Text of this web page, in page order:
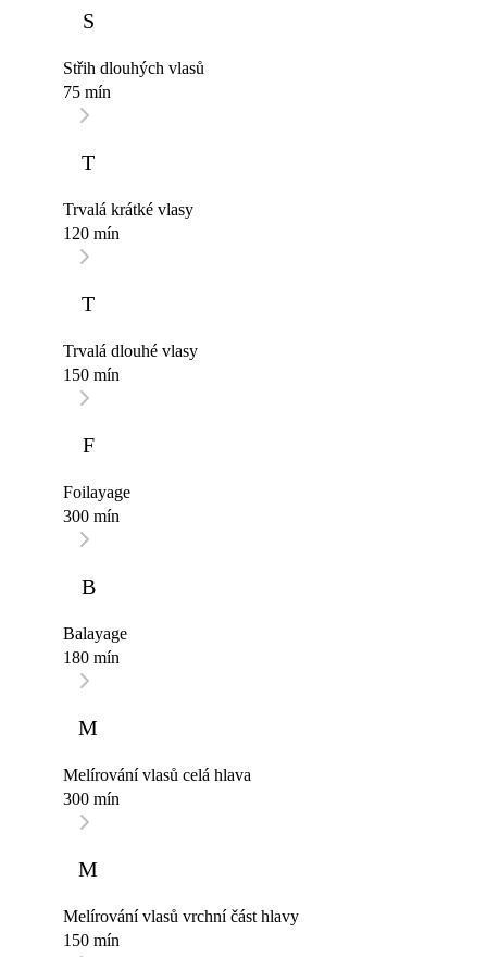
S
Střih dlouhých vlasů
75 mín
T
Trvalá krátké vlasy
120 mín
T
Trvalá dlouhé vlasy
150 mín
F
Foilayage
300 mín
B
Balayage
180 mín
M
Melírování vlasů celá hlava
300 mín
M
Melírování vlasů vrchní část hlavy
150 mín